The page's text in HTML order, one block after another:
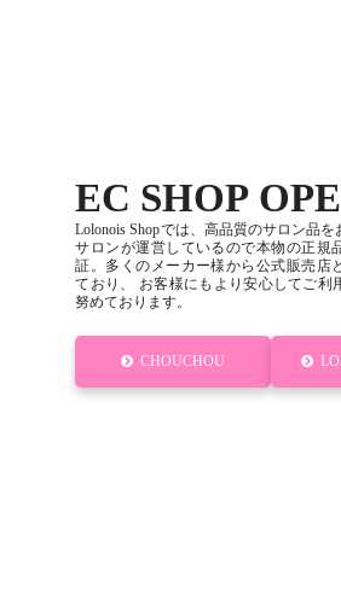
EC SHOP
Lolonois Shopでは、高品質のサロン品を
サロンが運営しているので本物の正規
証。多くのメーカー様から公式販売店
ており、 お客様にもより安心してご利
努めております。
CHOUCHOU